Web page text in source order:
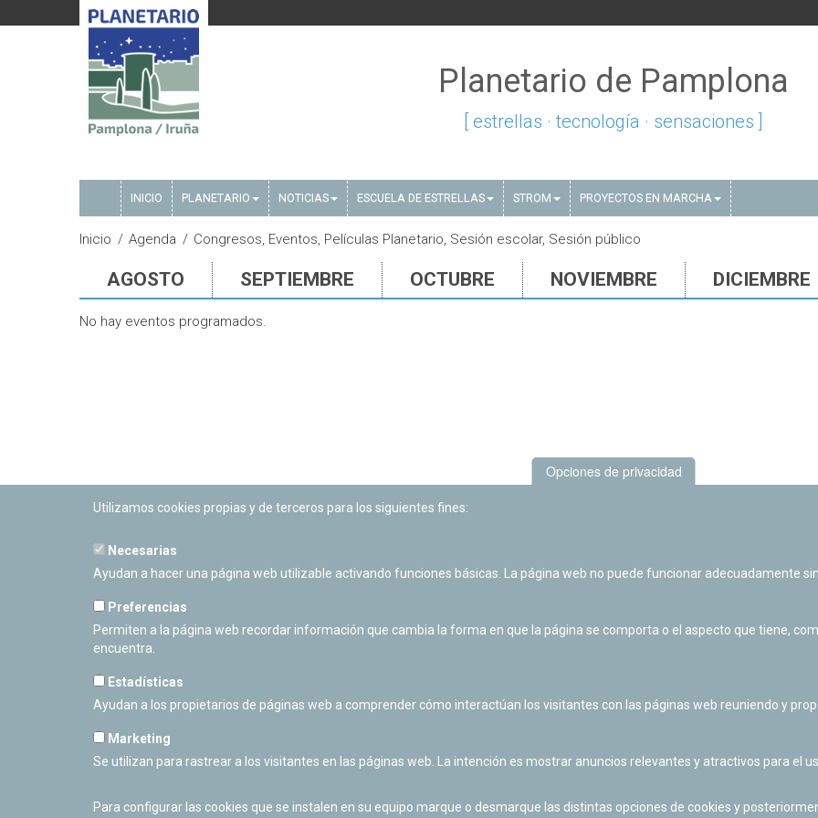
Planetario de Pamplona
[ estrellas · tecnología · sensaciones ]
INICIO PLANETARIO NOTICIAS ESCUELA DE ESTRELLAS STROM PROYECTOS EN MARCHA
Inicio Agenda Congresos, Eventos, Películas Planetario, Sesión escolar, Sesión público
AGOSTO SEPTIEMBRE OCTUBRE NOVIEMBRE DICIEMBRE
No hay eventos programados.
PLANETARIO DE PAMPLONA
Calle Sancho RamÃ­rez, s/n
Cerrado Temporalmente
Opciones de privacidad
Utilizamos cookies propias y de terceros para los siguientes fines:
Necesarias
Ayudan a hacer una página web utilizable activando funciones básicas. La página web no puede funcionar adecuadamente
Preferencias
Permiten a la página web recordar información que cambia la forma en que la página se comporta o el aspecto que tiene,
encuentra.
Estadísticas
Ayudan a los propietarios de páginas web a comprender cómo interactúan los visitantes con las páginas web reuniendo y
Marketing
Se utilizan para rastrear a los visitantes en las páginas web. La intención es mostrar anuncios relevantes y atractivos para el
Para configurar las cookies que se instalen en su equipo marque o desmarque las distintas opciones de cookies y